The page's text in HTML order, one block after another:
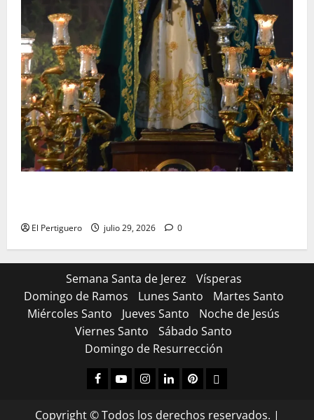
El Pertiguero julio 29, 2026 0
Semana Santa de Jerez
Vísperas
Domingo de Ramos
Lunes Santo
Martes Santo
Miércoles Santo
Jueves Santo
Noche de Jesús
Viernes Santo
Sábado Santo
Domingo de Resurrección
Facebook
YoutubeInstagram
LinkedPinterestDribbble
Copyright © Todos los derechos reservados. |